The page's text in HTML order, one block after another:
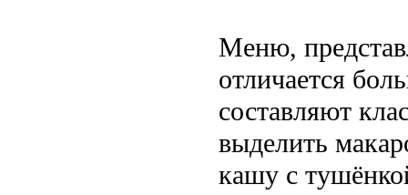
Меню,
отличается
составляют
выделить
кашу с